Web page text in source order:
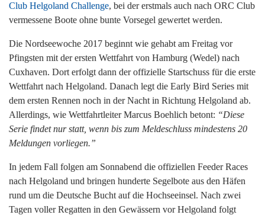
Club Helgoland Challenge, bei der erstmals auch nach ORC Club
vermessene Boote ohne bunte Vorsegel gewertet werden.
Die Nordseewoche 2017 beginnt wie gehabt am Freitag vor
Pfingsten mit der ersten Wettfahrt von Hamburg (Wedel) nach
Cuxhaven. Dort erfolgt dann der offizielle Startschuss für die erste
Wettfahrt nach Helgoland. Danach legt die Early Bird Series mit
dem ersten Rennen noch in der Nacht in Richtung Helgoland ab.
Allerdings, wie Wettfahrtleiter Marcus Boehlich betont: “Diese
Serie findet nur statt, wenn bis zum Meldeschluss mindestens 20
Meldungen vorliegen.”
In jedem Fall folgen am Sonnabend die offiziellen Feeder Races
nach Helgoland und bringen hunderte Segelbote aus den Häfen
rund um die Deutsche Bucht auf die Hochseeinsel. Nach zwei
Tagen voller Regatten in den Gewässern vor Helgoland folgt